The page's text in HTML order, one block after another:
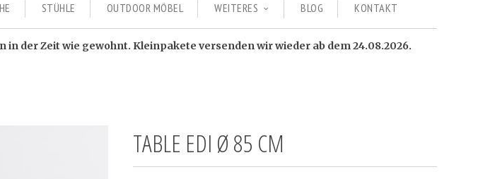
STÜHLE OUTDOOR MÖBEL WEITERES BLOG KONTAKT
der Zeit wie gewohnt. Kleinpakete versenden wir wieder ab dem 24.08.2026.
TABLE EDI Ø 85 CM